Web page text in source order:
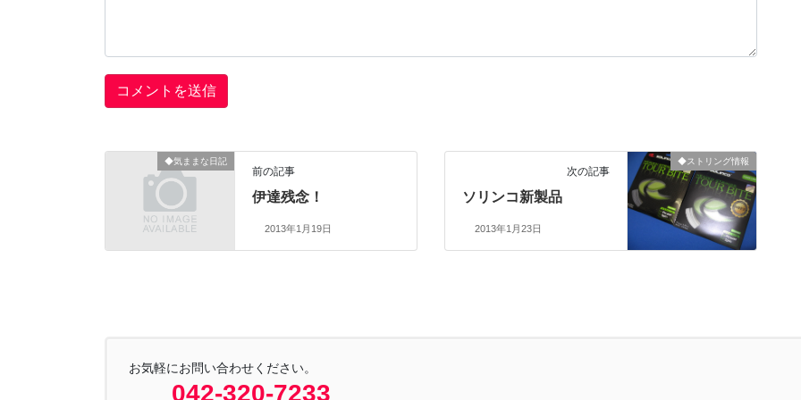
◆気ままな日記
前の記事
伊達残念！
2013年1月19日
◆ストリング情報
次の記事
ソリンコ新製品
2013年1月23日
お気軽にお問い合わせください。
042-320-7233